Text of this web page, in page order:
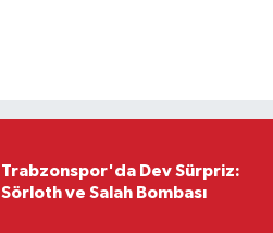
Trabzonspor'da Dev Sürpriz:
Sörloth ve Salah Bombası